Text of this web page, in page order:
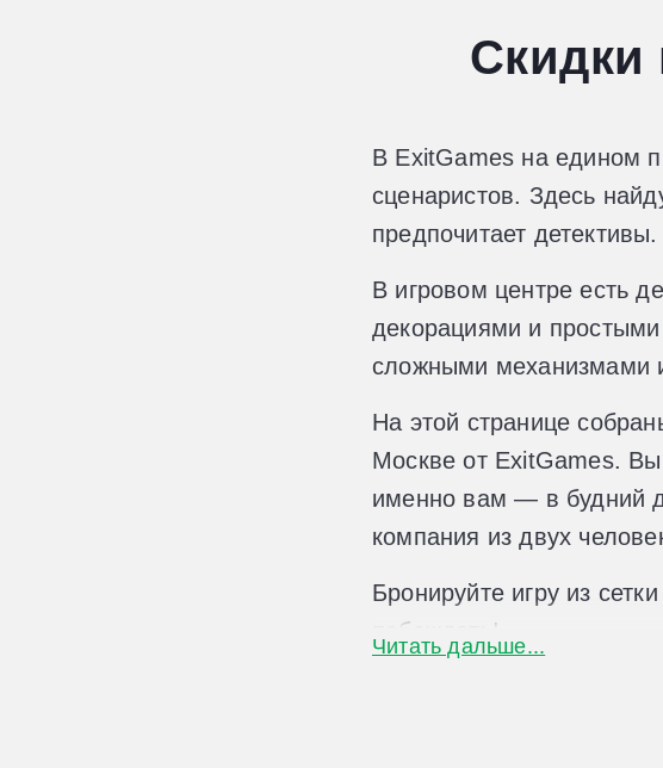
Скидки
В ExitGames на едином
сценаристов. Здесь
предпочитает детективы.
В игровом центре есть
декорациями и
сложными механизмами
На этой странице
Москве от ExitGames.
именно вам — в будний
компания из двух
Бронируйте игру из
побеждать!
Читать дальше...